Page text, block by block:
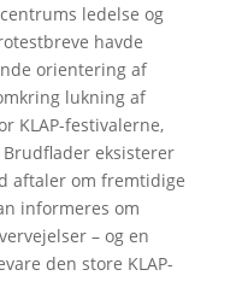
ledelse og
havde
orientering af
lukning af
KLAP-festivalerne,
eksisterer
aftaler om fremtidige
informeres om
– og en
den store KLAP-